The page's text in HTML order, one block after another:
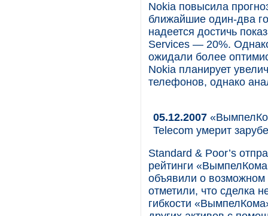
Nokia повысила
ближайшие один-два
надеется достичь
Services — 20%.
ожидали более
Nokia планирует
телефонов, однако
05.12.2007
Telecom умерит
Standard & Poor’s
рейтинги
объявили о возможном
отметили, что сделка
гибкости